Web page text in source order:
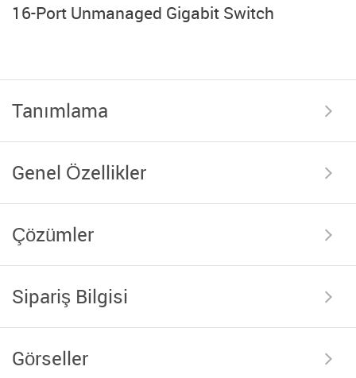
16-Port Unmanaged Gigabit Switch
Tanımlama
Genel Özellikler
Çözümler
Sipariş Bilgisi
Görseller